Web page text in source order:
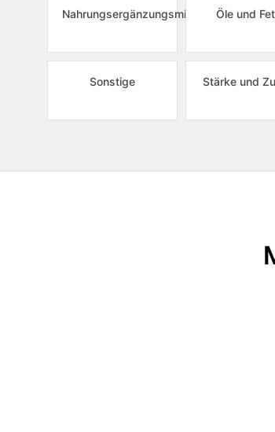
Nahrungsergänzungsmittel Öle und
Sonstige Stärke und